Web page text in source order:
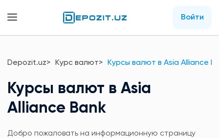
Войти
Depozit.uz Курс валют Курсы валют в Asia Alliance
Курсы валют в Asia
Alliance Bank
Добро пожаловать на информационную страницу